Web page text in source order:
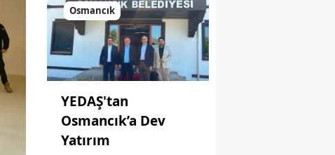
Osmancık
YEDAŞ'tan
Osmancık’a Dev
Yatırım